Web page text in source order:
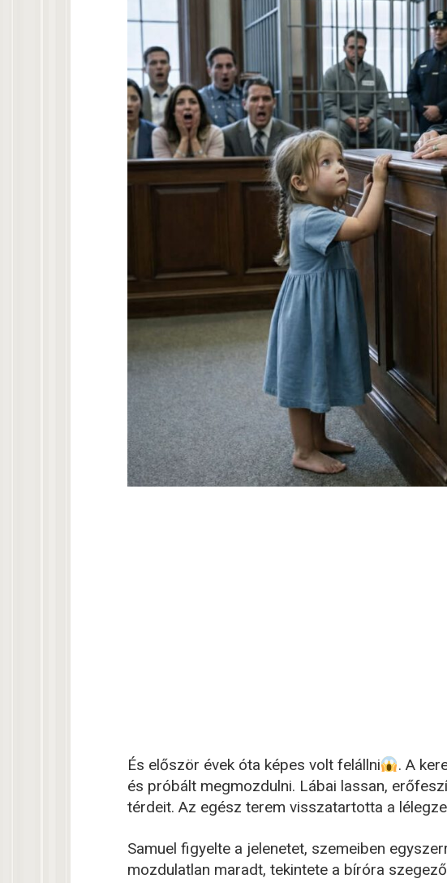
És először évek óta képes volt felállni
. A
és próbált megmozdulni. Lábai lassan,
térdeit. Az egész terem visszatartotta a
Samuel figyelte a jelenetet, szemeiben
mozdulatlan maradt, tekintete a bíróra